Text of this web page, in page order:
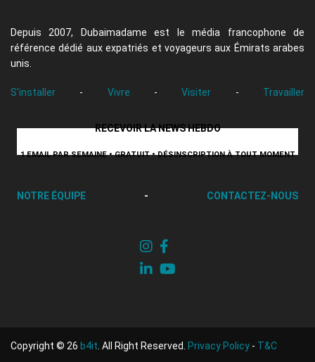
Depuis 2007, Dubaimadame est le média francophone de
référence dédié aux expatriés et voyageurs aux Émirats arabes
unis.
S'installer - Vivre - Visiter - Travailler
RECEVOIR LA NEWS HEBDO
1 EMAIL PAR SEMAINE • GRATUIT • DÉSINSCRIPTION À TOUT MOMENT
NOTRE ÉQUIPE - CONTACTEZ-NOUS
Copyright © 26 b4it . All Right Reserved. Privacy Policy - T&C